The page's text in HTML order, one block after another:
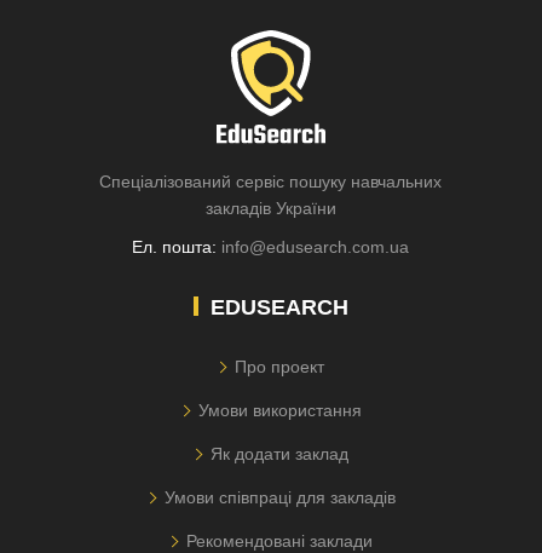
Спеціалізований сервіс пошуку навчальних
закладів України
Ел. пошта: info@edusearch.com.ua
EDUSEARCH
Про проект
Умови використання
Як додати заклад
Умови співпраці для закладів
Рекомендовані заклади